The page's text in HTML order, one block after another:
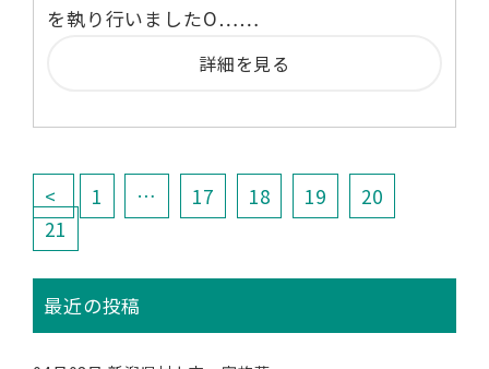
を執り行いましたO……
詳細を見る
< 1 … 17 18 19
20
21
最近の投稿